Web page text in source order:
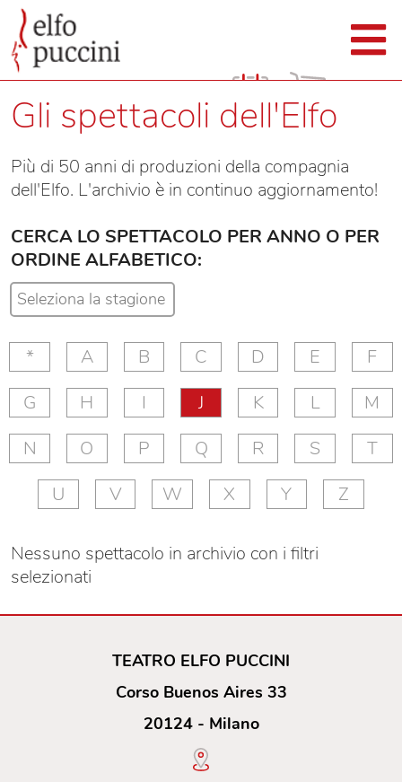
Gli spettacoli dell'Elfo
Più di 50 anni di produzioni della compagnia
dell'Elfo. L'archivio è in continuo aggiornamento!
CERCA LO SPETTACOLO PER ANNO O PER
ORDINE ALFABETICO:
* A B C D E
F
G
H I J K L
M
N
O P Q R S
T
U
V W X Y Z
Nessuno spettacolo in archivio con i filtri
selezionati
TEATRO ELFO PUCCINI
Corso Buenos Aires 33
20124 - Milano